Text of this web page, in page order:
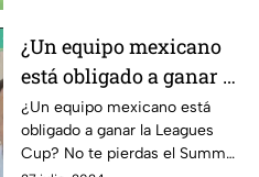
¿Un equipo mexicano
está obligado a ganar la
Leagues Cup? | Summer
Show
¿Un equipo mexicano está
obligado a ganar la Leagues
Cup? No te pierdas el Summer